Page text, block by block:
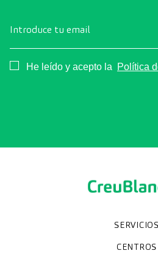
Introduce tu email
Consentimiento
He leído y acepto la
Política
SERVICIOS
Diagnóstico por
Chequeos y
UnidadesCENTROS